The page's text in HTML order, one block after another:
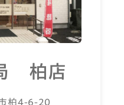
柏店
柏4-6-20